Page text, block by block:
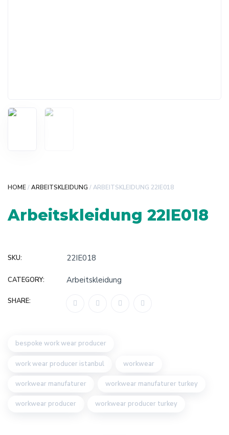
HOME/ARBEITSKLEIDUNG / ARBEITSKLEIDUNG 22IE018
Arbeitskleidung 22IE018
SKU: 22IE018
CATEGORY: Arbeitskleidung
SHARE:
bespoke work wear producer
work wear producer istanbul workwear
workwear manufaturer workwear manufaturer turkey
workwear producer workwear producer turkey